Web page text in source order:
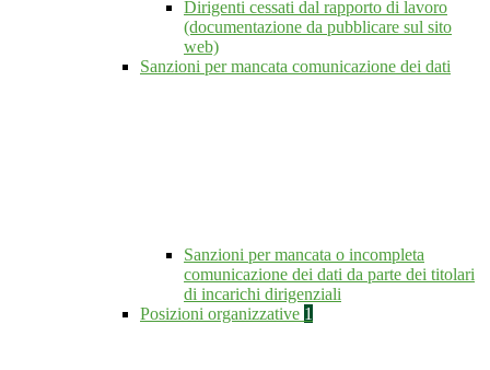
Dirigenti cessati dal rapporto di lavoro
(documentazione da pubblicare sul sito
web)
Sanzioni per mancata comunicazione dei dati
Sanzioni per mancata o incompleta
comunicazione dei dati da parte dei titolari
di incarichi dirigenziali
Posizioni organizzative 1